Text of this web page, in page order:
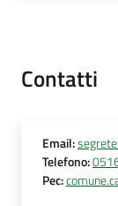
Contatti
Email:
Telefono:
Pec: